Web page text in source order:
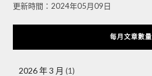
更新時間：2024年05月09日
每月文章數量
2026 年 3 月 (1)